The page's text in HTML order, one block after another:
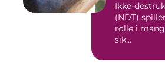
Ikke-
(NDT)
rolle i
sik...